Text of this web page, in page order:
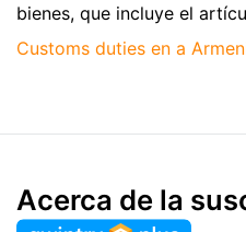
bienes, que incluye el
Customs duties en a
Acerca de la